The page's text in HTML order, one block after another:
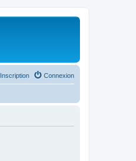
Connexion
Inscription